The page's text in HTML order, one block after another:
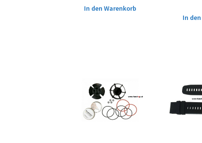
In den Warenkorb
In